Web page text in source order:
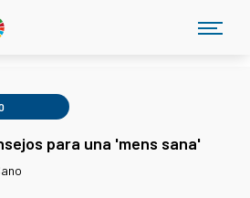
para una 'mens sana'